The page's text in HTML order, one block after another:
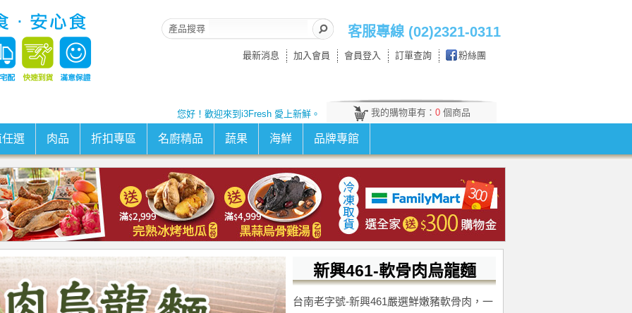
客服專線 (02)2321-0311
產品搜尋
最新消息 加入會員 會員登入 訂單查詢 粉絲團
您好！歡迎來到i3Fresh 愛上新鮮。 我的購物車有： 0 個商品
選 肉品 折扣專區 名廚精品 蔬果 海鮮 品牌專館
新興461-軟骨肉烏龍麵
台南老字號-新興461嚴選鮮嫩豬軟骨肉，一